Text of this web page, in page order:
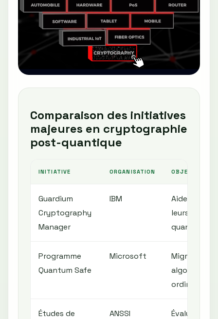
Comparaison des initiatives
majeures en cryptographie
post-quantique
INITIATIVE ORGANISATION OBJECTIFS
Guardium
Cryptography
Manager
IBM
Aider les
leurs
quantiques
Programme
Quantum Safe
Microsoft
Migrer
ordinateurs
Études de
ANSSI
Évaluer